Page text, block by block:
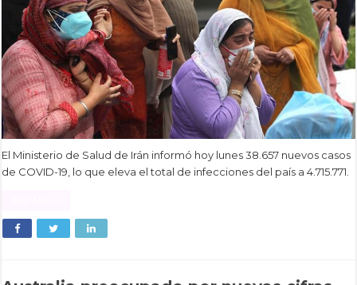
El Ministerio de Salud de Irán informó hoy lunes 38.657 nuevos casos
de COVID-19, lo que eleva el total de infecciones del país a 4.715.771.